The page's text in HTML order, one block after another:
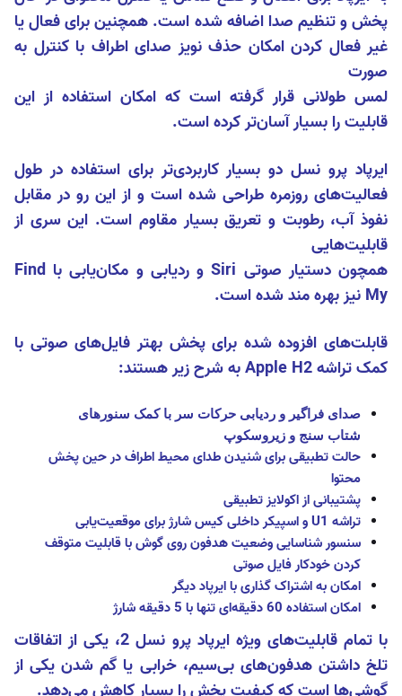
پخش و تنظیم صدا اضافه شده است. همچنین برای فعال یا
غیر فعال کردن امکان حذف نویز صدای اطراف با کنترل به
صورت
لمس طولانی قرار گرفته است که امکان استفاده از این
قابلیت را بسیار آسان‌تر کرده است.
ایرپاد پرو نسل دو بسیار کاربردی‌تر برای استفاده در طول
فعالیت‌های روزمره طراحی شده است و از این رو در مقابل
نفوذ آب، رطوبت و تعریق بسیار مقاوم است. این سری از
قابلیت‌هایی
همچون دستیار صوتی Siri و ردیابی و مکان‌یابی با Find
My نیز بهره مند شده است.
قابلت‌های افزوده شده برای پخش بهتر فایل‌های صوتی با
کمک تراشه Apple H2 به شرح زیر هستند:
صدای فراگیر و ردیابی حرکات سر با کمک سنور‌های
شتاب سنج و زیروسکوپ
حالت تطبیقی برای شنیدن طدای محیط اطراف در حین پخش
محتوا
پشتیبانی از اکولایز تطبیقی
تراشه U1 و اسپیکر داخلی کیس شارژ برای موقعیت‌یابی
سنسور شناسایی وضعیت هدفون روی گوش با قابلیت متوقف
کردن خودکار فایل صوتی
امکان به اشتراک گذاری با ایرپاد دیگر
امکان استفاده 60 دقیقه‌ای تنها با 5 دقیقه شارژ
با تمام قابلیت‌های ویژه ایرپاد پرو نسل 2، یکی از اتفاقات
تلخ داشتن هدفون‌های بی‌سیم، خرابی یا گم شدن یکی از
گوشی‌ها است که کیفیت پخش را بسیار کاهش می‌دهد.